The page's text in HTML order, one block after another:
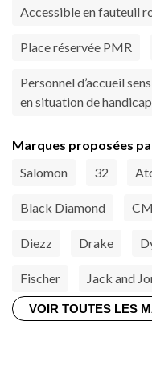
Accessible en fauteuil
Place réservée PMR
Personnel d’accueil
en situation de handicap
Marques proposées
Salomon
32
Black Diamond
Diezz Drake
Fischer Jack and
VOIR TOUTES LES